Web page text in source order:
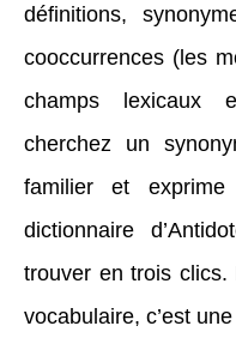
définitions,
cooccurrences (les
champs lexicaux
cherchez un
familier et
dictionnaire
trouver en trois
vocabulaire, c’est une